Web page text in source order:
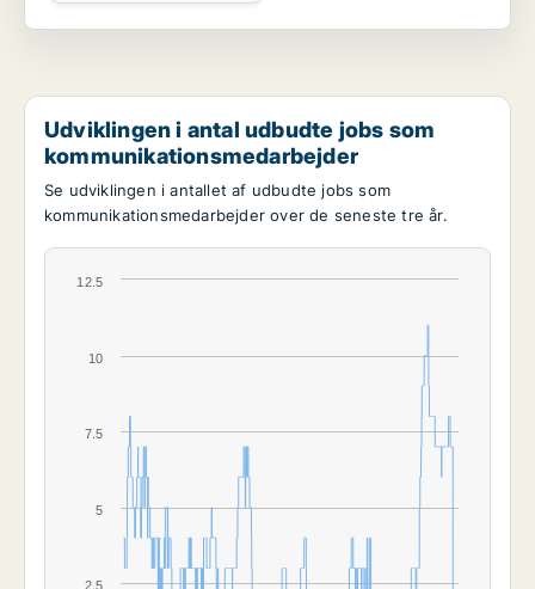
Udviklingen i antal udbudte jobs som
kommunikationsmedarbejder
Se udviklingen i antallet af udbudte jobs som
kommunikationsmedarbejder over de seneste tre år.
10
2.5
5
7.5
12.5